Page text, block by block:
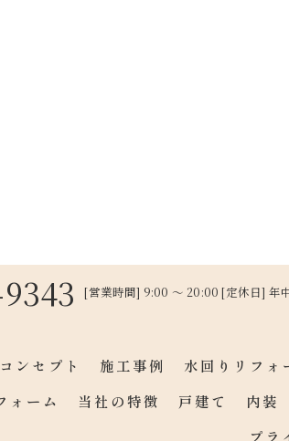
[営業時間] 9:00 ～ 20:00 [定休日] 年
コンセプト 施工事例 水回りリフォ
ォーム
当社の特徴 戸建て 内装
プラ